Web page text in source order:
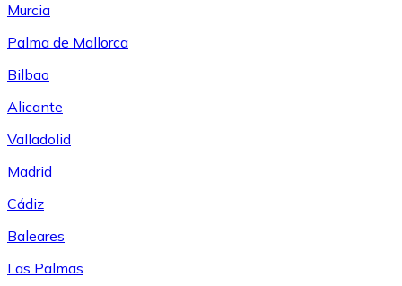
Murcia
Palma de Mallorca
Bilbao
Alicante
Valladolid
Madrid
Cádiz
Baleares
Las Palmas